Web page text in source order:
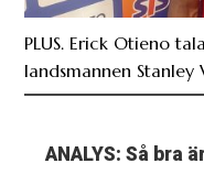
PLUS. Erick Otieno
landsmannen Stanley
ANALYS: Så bra